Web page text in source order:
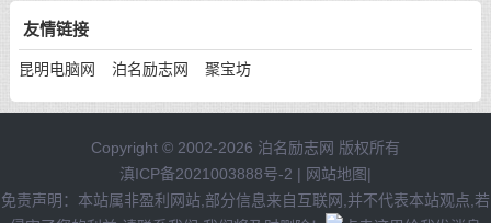
友情链接
昆明电脑网 泊名励志网 聚宝坊
Copyright © 2002-2026 泊名励志网 版权所有
滇ICP备2021003888号-2 | 网站地图|
免责声明：本站属非盈利网站,部分信息来自互联网,并不代表本站观点,若